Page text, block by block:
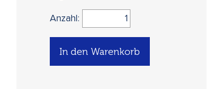
Anzahl:
In den Warenkorb